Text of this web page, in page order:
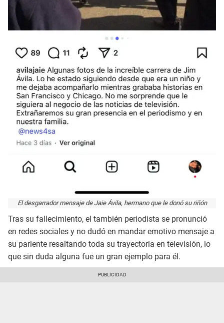
El desgarrador mensaje de Jaie Ávila, hermano que le donó su riñón
Tras su fallecimiento, el también periodista se pronunció
en redes sociales y no dudó en mandar emotivo mensaje a
su pariente resaltando toda su trayectoria en televisión, lo
que sin duda alguna fue un gran ejemplo para él.